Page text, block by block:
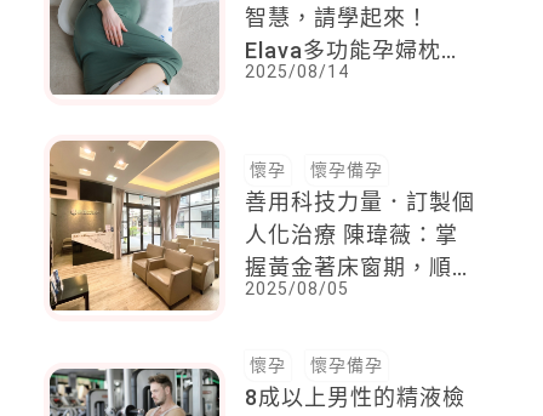
智慧，請學起來！
Elava多功能孕婦枕、
甜甜圈互動枕、嬰兒包
2025/08/14
懷孕 懷孕備孕
善用科技力量．訂製個
人化治療 陳瑋薇：掌
握黃金著床窗期，順利
迎來二寶
2025/08/05
懷孕 懷孕備孕
8成以上男性的精液檢